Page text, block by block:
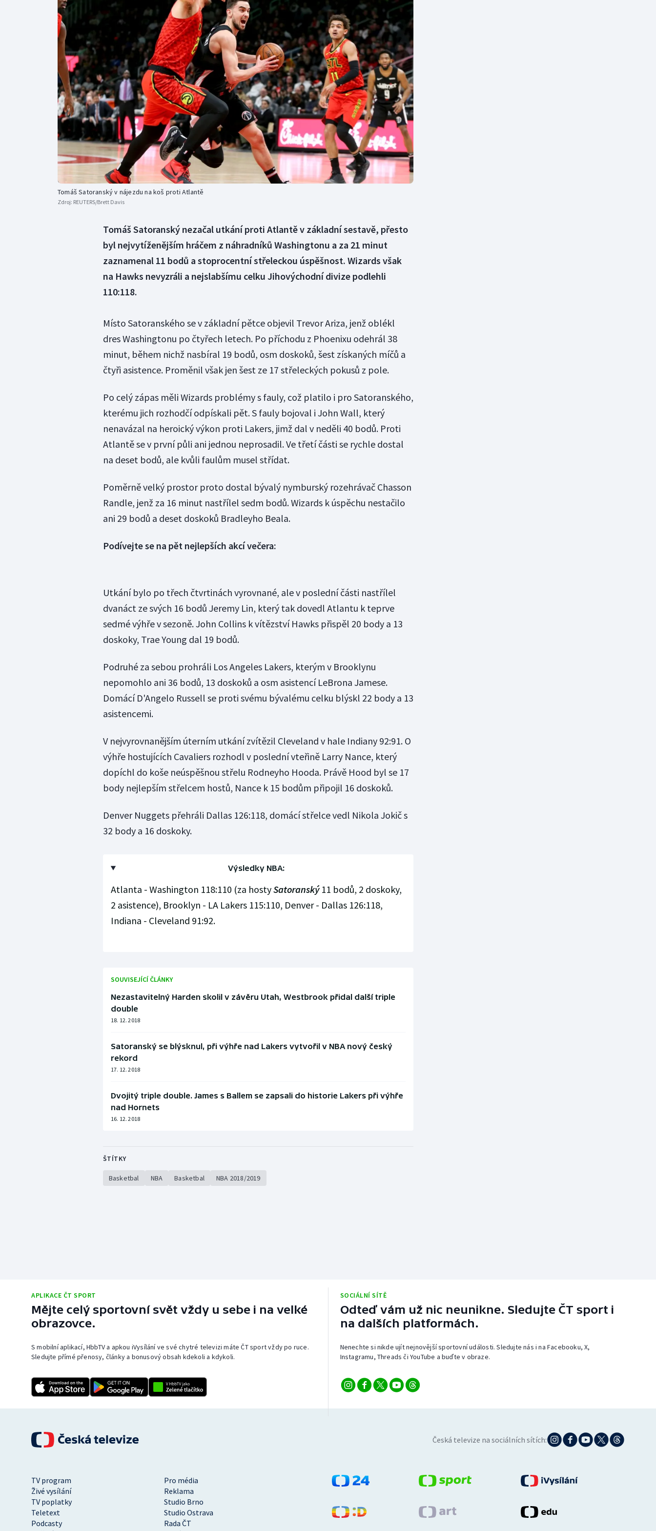
Curling
Dostihy
Florbal
Futsal
Golf
Gymnastika
Moderní pětiboj
Motorsport
Olympijské hry
Parasport
Plavání
Plážový volejbal
Triatlon
Veslování
Vodní slalom
Volejbal
Ostatní
Tomáš Satoranský v nájezdu na koš proti Atlantě
Zdroj: REUTERS/Brett Davis
Tomáš Satoranský nezačal utkání proti Atlantě v základní sestavě, přesto
byl nejvytíženějším hráčem z náhradníků Washingtonu a za 21 minut
zaznamenal 11 bodů a stoprocentní střeleckou úspěšnost. Wizards však
na Hawks nevyzráli a nejslabšímu celku Jihovýchodní divize podlehli
110:118.
Místo Satoranského se v základní pětce objevil Trevor Ariza, jenž oblékl
dres Washingtonu po čtyřech letech. Po příchodu z Phoenixu odehrál 38
minut, během nichž nasbíral 19 bodů, osm doskoků, šest získaných míčů a
čtyři asistence. Proměnil však jen šest ze 17 střeleckých pokusů z pole.
Po celý zápas měli Wizards problémy s fauly, což platilo i pro Satoranského,
kterému jich rozhodčí odpískali pět. S fauly bojoval i John Wall, který
nenavázal na heroický výkon proti Lakers, jimž dal v neděli 40 bodů. Proti
Atlantě se v první půli ani jednou neprosadil. Ve třetí části se rychle dostal
na deset bodů, ale kvůli faulům musel střídat.
Poměrně velký prostor proto dostal bývalý nymburský rozehrávač Chasson
Randle, jenž za 16 minut nastřílel sedm bodů. Wizards k úspěchu nestačilo
ani 29 bodů a deset doskoků Bradleyho Beala.
Podívejte se na pět nejlepších akcí večera:
Utkání bylo po třech čtvrtinách vyrovnané, ale v poslední části nastřílel
dvanáct ze svých 16 bodů Jeremy Lin, který tak dovedl Atlantu k teprve
sedmé výhře v sezoně. John Collins k vítězství Hawks přispěl 20 body a 13
doskoky, Trae Young dal 19 bodů.
Podruhé za sebou prohráli Los Angeles Lakers, kterým v Brooklynu
nepomohlo ani 36 bodů, 13 doskoků a osm asistencí LeBrona Jamese.
Domácí D'Angelo Russell se proti svému bývalému celku blýskl 22 body a 13
asistencemi.
V nejvyrovnanějším úterním utkání zvítězil Cleveland v hale Indiany 92:91. O
výhře hostujících Cavaliers rozhodl v poslední vteřině Larry Nance, který
dopíchl do koše neúspěšnou střelu Rodneyho Hooda. Právě Hood byl se 17
body nejlepším střelcem hostů, Nance k 15 bodům připojil 16 doskoků.
Denver Nuggets přehráli Dallas 126:118, domácí střelce vedl Nikola Jokič s
32 body a 16 doskoky.
Výsledky NBA:
Atlanta - Washington 118:110 (za hostySatoranský11 bodů, 2 doskoky,
2 asistence), Brooklyn - LA Lakers 115:110, Denver - Dallas 126:118,
Indiana - Cleveland 91:92.
SOUVISEJÍCÍ ČLÁNKY
Nezastavitelný Harden skolil v závěru Utah, Westbrook přidal další triple
double
18. 12. 2018
Satoranský se blýsknul, při výhře nad Lakers vytvořil v NBA nový český
rekord
17. 12. 2018
Dvojitý triple double. James s Ballem se zapsali do historie Lakers při výhře
nad Hornets
16. 12. 2018
ŠTÍTKY
Basketbal NBA Basketbal NBA 2018/2019
APLIKACE ČT SPORT
Mějte celý sportovní svět vždy u sebe i na velké
obrazovce.
S mobilní aplikací, HbbTV a apkou iVysílání ve své chytré televizi máte ČT sport vždy po ruce.
Sledujte přímé přenosy, články a bonusový obsah kdekoli a kdykoli.
SOCIÁLNÍ SÍTĚ
Odteď vám už nic neunikne. Sledujte ČT sport i
na dalších platformách.
Nenechte si nikde ujít nejnovější sportovní události. Sledujte nás i na Facebooku, X,
Instagramu, Threads či YouTube a buďte v obraze.
Česká televize na sociálních sítích:
TV program
Pro média
Živé vysílání
Reklama
TV poplatky
Studio Brno
Teletext
Studio Ostrava
Podcasty
Rada ČT